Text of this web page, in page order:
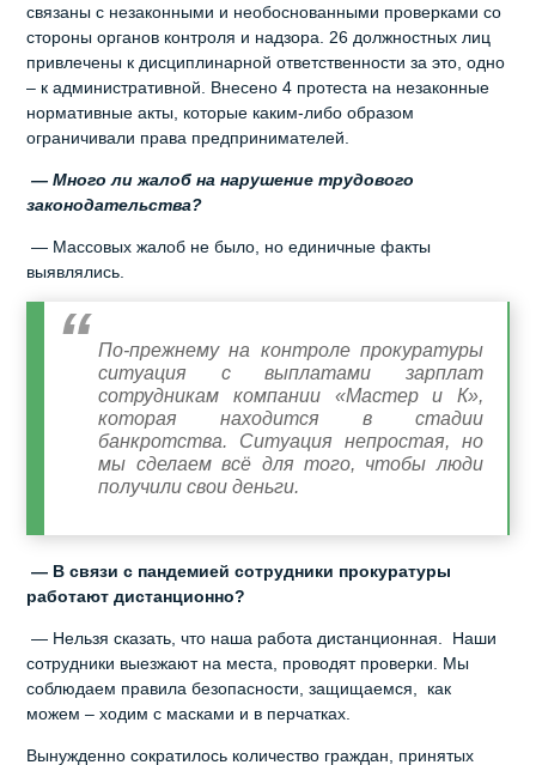
связаны с незаконными и необоснованными проверками со
стороны органов контроля и надзора. 26 должностных лиц
привлечены к дисциплинарной ответственности за это, одно
– к административной. Внесено 4 протеста на незаконные
нормативные акты, которые каким-либо образом
ограничивали права предпринимателей.
— Много ли жалоб на нарушение трудового
законодательства?
— Массовых жалоб не было, но единичные факты
выявлялись.
По-прежнему на контроле прокуратуры
ситуация с выплатами зарплат
сотрудникам компании «Мастер и К»,
которая находится в стадии
банкротства. Ситуация непростая, но
мы сделаем всё для того, чтобы люди
получили свои деньги.
— В связи с пандемией сотрудники прокуратуры
работают дистанционно?
— Нельзя сказать, что наша работа дистанционная. Наши
сотрудники выезжают на места, проводят проверки. Мы
соблюдаем правила безопасности, защищаемся, как
можем – ходим с масками и в перчатках.
Вынужденно сократилось количество граждан, принятых